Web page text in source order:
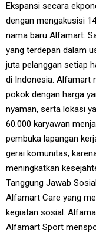
Ekspansi secara
dengan mengakusisi
nama baru Alfamart.
yang terdepan dalam
juta pelanggan setiap
di Indonesia. Alfamart
pokok dengan harga
nyaman, serta lokasi
60.000 karyawan
pembuka lapangan
gerai komunitas,
meningkatkan
Tanggung Jawab
Alfamart Care yang
kegiatan sosial.
Alfamart Sport